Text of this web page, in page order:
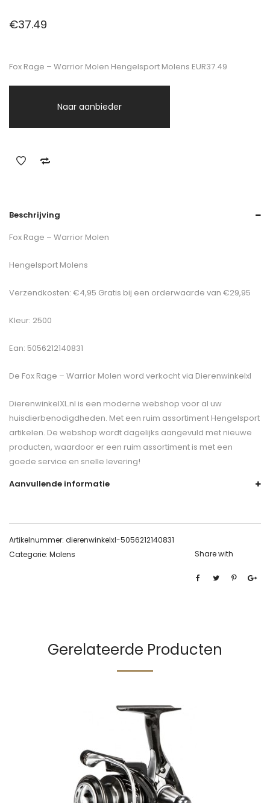
€37.49
Fox Rage – Warrior Molen Hengelsport Molens EUR37.49
Naar aanbieder
Beschrijving
Fox Rage – Warrior Molen
Hengelsport Molens
Verzendkosten: €4,95 Gratis bij een orderwaarde van €29,95
Kleur: 2500
Ean: 5056212140831
De Fox Rage – Warrior Molen word verkocht via Dierenwinkelxl
DierenwinkelXL.nl is een moderne webshop voor al uw
huisdierbenodigdheden. Met een ruim assortiment Hengelsport
artikelen. De webshop wordt dagelijks aangevuld met nieuwe
producten, waardoor er een ruim assortiment is met een
goede service en snelle levering!
Aanvullende informatie
Artikelnummer: dierenwinkelxl-5056212140831
Categorie: Molens Share with
Gerelateerde Producten